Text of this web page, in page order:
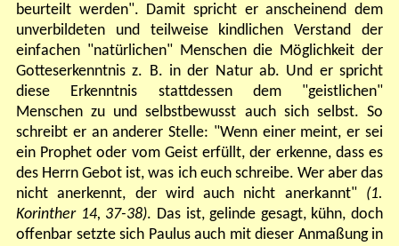
beurteilt werden". Damit spricht er anscheinend dem
unverbildeten und teilweise kindlichen Verstand der
einfachen "natürlichen" Menschen die Möglichkeit der
Gotteserkenntnis z. B. in der Natur ab. Und er spricht
diese Erkenntnis stattdessen dem "geistlichen"
Menschen zu und selbstbewusst auch sich selbst. So
schreibt er an anderer Stelle: "Wenn einer meint, er sei
ein Prophet oder vom Geist erfüllt, der erkenne, dass es
des Herrn Gebot ist, was ich euch schreibe. Wer aber das
nicht anerkennt, der wird auch nicht anerkannt" (1.
Korinther 14, 37-38). Das ist, gelinde gesagt, kühn, doch
offenbar setzte sich Paulus auch mit dieser Anmaßung in